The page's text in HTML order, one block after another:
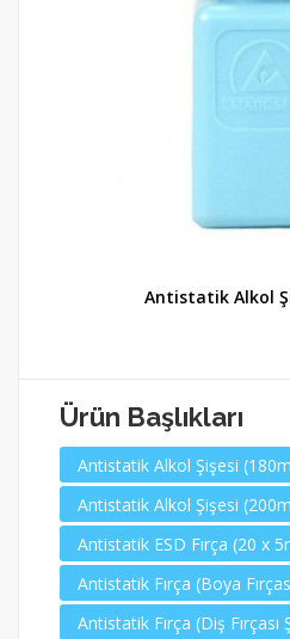
Antistatik Alkol
Ürün Başlıkları
Antistatik Alkol Şişesi
Antistatik Alkol Şişesi
Antistatik ESD Fırça (20 x
Antistatik Fırça (Boya
Antistatik Fırça (Diş Fırçası